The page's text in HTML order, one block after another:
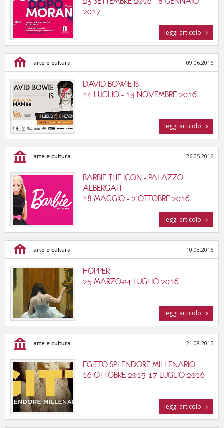
2017
leggi articolo
arte e cultura 09.06.2016
DAVID BOWIE IS
14 LUGLIO - 13 NOVEMBRE 2016
leggi articolo
arte e cultura 26.05.2016
BARBIE THE ICON - PALAZZO
ALBERGATI
18 MAGGIO - 2 OTTOBRE 2016
leggi articolo
arte e cultura 10.03.2016
HOPPER
25 MARZO-24 LUGLIO 2016
leggi articolo
arte e cultura 21.08.2015
EGITTO SPLENDORE MILLENARIO
16 OTTOBRE 2015-17 LUGLIO 2016
leggi articolo